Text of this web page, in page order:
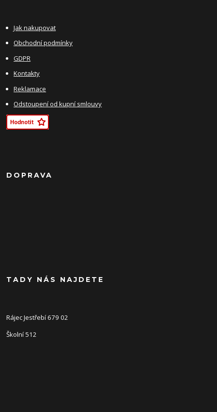
Jak nakupovat
Obchodní podmínky
GDPR
Kontakty
Reklamace
Odstoupení od kupní smlouvy
DOPRAVA
TADY NÁS NAJDETE
Rájec Jestřebí 679 02
Školní 512